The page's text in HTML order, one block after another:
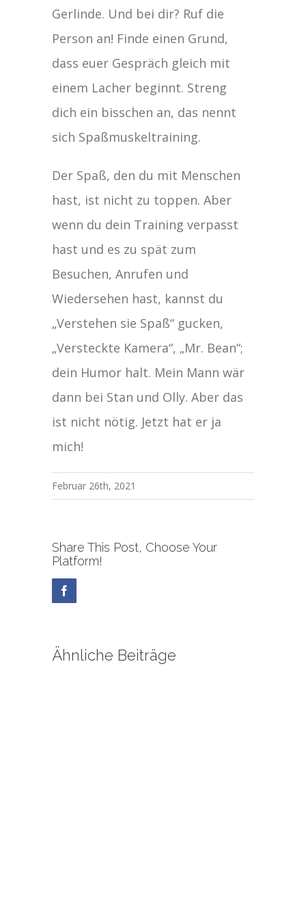
Gerlinde. Und bei dir? Ruf die
Person an! Finde einen Grund,
dass euer Gespräch gleich mit
einem Lacher beginnt. Streng
dich ein bisschen an, das nennt
sich Spaßmuskeltraining.
Der Spaß, den du mit Menschen
hast, ist nicht zu toppen. Aber
wenn du dein Training verpasst
hast und es zu spät zum
Besuchen, Anrufen und
Wiedersehen hast, kannst du
„Verstehen sie Spaß“ gucken,
„Versteckte Kamera“, „Mr. Bean“;
dein Humor halt. Mein Mann wär
dann bei Stan und Olly. Aber das
ist nicht nötig. Jetzt hat er ja
mich!
Februar 26th, 2021
Share This Post, Choose Your
Platform!
Ähnliche Beiträge